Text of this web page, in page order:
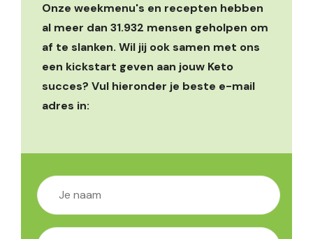
Onze weekmenu's en recepten hebben
al meer dan 31.932 mensen geholpen om
af te slanken. Wil jij ook samen met ons
een kickstart geven aan jouw Keto
succes? Vul hieronder je beste e-mail
adres in: